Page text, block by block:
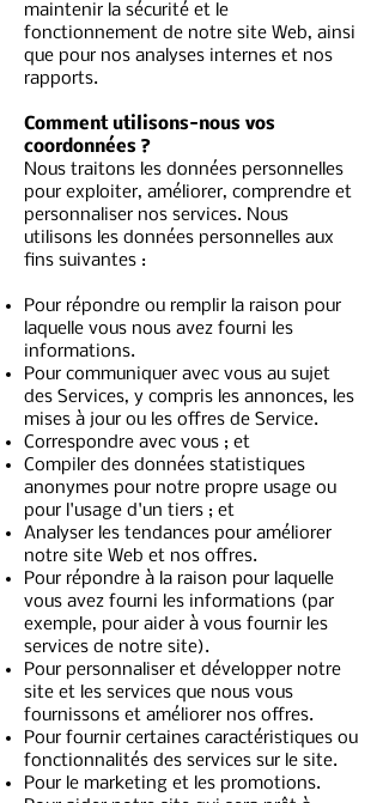
maintenir la sécurité et le
fonctionnement de notre site Web, ainsi
que pour nos analyses internes et nos
rapports.
Comment utilisons-nous vos
coordonnées ?
Nous traitons les données personnelles
pour exploiter, améliorer, comprendre et
personnaliser nos services. Nous
utilisons les données personnelles aux
fins suivantes :
Pour répondre ou remplir la raison pour
laquelle vous nous avez fourni les
informations.
Pour communiquer avec vous au sujet
des Services, y compris les annonces, les
mises à jour ou les offres de Service.
Correspondre avec vous ; et
Compiler des données statistiques
anonymes pour notre propre usage ou
pour l'usage d'un tiers ; et
Analyser les tendances pour améliorer
notre site Web et nos offres.
Pour répondre à la raison pour laquelle
vous avez fourni les informations (par
exemple, pour aider à vous fournir les
services de notre site).
Pour personnaliser et développer notre
site et les services que nous vous
fournissons et améliorer nos offres.
Pour fournir certaines caractéristiques ou
fonctionnalités des services sur le site.
Pour le marketing et les promotions.